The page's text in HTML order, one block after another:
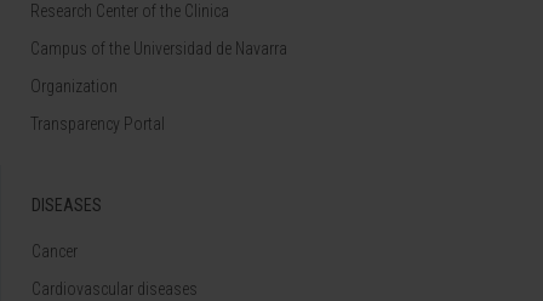
Research Center of the Clinica
Campus of the Universidad de Navarra
Organization
Transparency Portal
DISEASES
Cancer
Cardiovascular diseases